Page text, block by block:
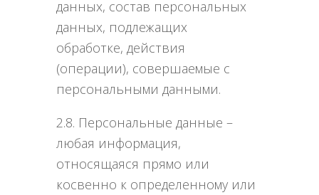
данных, состав персональных
данных, подлежащих
обработке, действия
(операции), совершаемые с
персональными данными.
2.8. Персональные данные –
любая информация,
относящаяся прямо или
косвенно к определенному или